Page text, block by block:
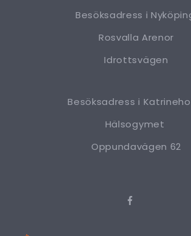
Besöksadress i
Rosvalla Arenor
Idrottsvägen
Besöksadress i
Hälsogymet
Oppundavägen 62